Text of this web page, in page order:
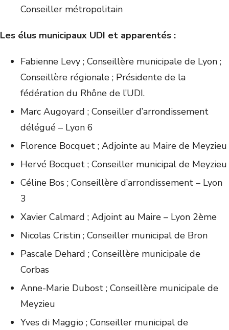
Conseiller métropolitain
Les élus municipaux UDI et apparentés :
Fabienne Levy ; Conseillère municipale de Lyon ;
Conseillère régionale ; Présidente de la
fédération du Rhône de l’UDI.
Marc Augoyard ; Conseiller d’arrondissement
délégué – Lyon 6
Florence Bocquet ; Adjointe au Maire de Meyzieu
Hervé Bocquet ; Conseiller municipal de Meyzieu
Céline Bos ; Conseillère d’arrondissement – Lyon
3
Xavier Calmard ; Adjoint au Maire – Lyon 2ème
Nicolas Cristin ; Conseiller municipal de Bron
Pascale Dehard ; Conseillère municipale de
Corbas
Anne-Marie Dubost ; Conseillère municipale de
Meyzieu
Yves di Maggio ; Conseiller municipal de